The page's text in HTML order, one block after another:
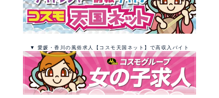
▼ 愛媛・香川の風俗求人【コスモ天国ネット】で高収入バイト